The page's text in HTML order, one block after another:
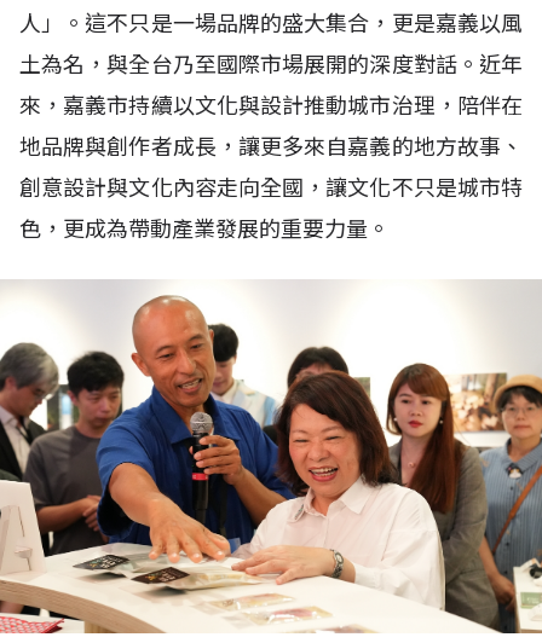
人」。這不只是一場品牌的盛大集合，更是嘉義以風
土為名，與全台乃至國際市場展開的深度對話。近年
來，嘉義市持續以文化與設計推動城市治理，陪伴在
地品牌與創作者成長，讓更多來自嘉義的地方故事、
創意設計與文化內容走向全國，讓文化不只是城市特
色，更成為帶動產業發展的重要力量。